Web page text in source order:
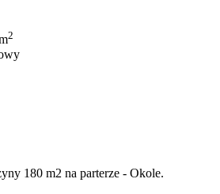
2
180 m2 na parterze - Okole.